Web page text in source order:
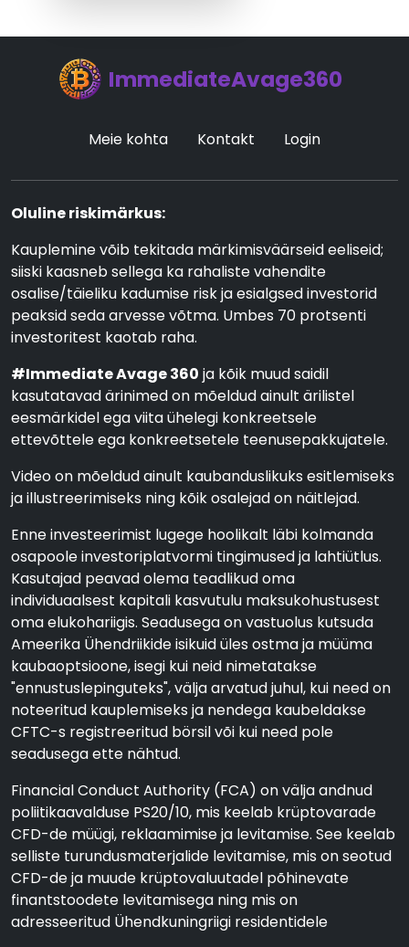
ImmediateAvage360
Meie kohta Kontakt Login
Oluline riskimärkus:
Kauplemine võib tekitada märkimisväärseid eeliseid;
siiski kaasneb sellega ka rahaliste vahendite
osalise/täieliku kadumise risk ja esialgsed investorid
peaksid seda arvesse võtma. Umbes 70 protsenti
investoritest kaotab raha.
#Immediate Avage 360 ja kõik muud saidil
kasutatavad ärinimed on mõeldud ainult ärilistel
eesmärkidel ega viita ühelegi konkreetsele
ettevõttele ega konkreetsetele teenusepakkujatele.
Video on mõeldud ainult kaubanduslikuks esitlemiseks
ja illustreerimiseks ning kõik osalejad on näitlejad.
Enne investeerimist lugege hoolikalt läbi kolmanda
osapoole investoriplatvormi tingimused ja lahtiütlus.
Kasutajad peavad olema teadlikud oma
individuaalsest kapitali kasvutulu maksukohustusest
oma elukohariigis. Seadusega on vastuolus kutsuda
Ameerika Ühendriikide isikuid üles ostma ja müüma
kaubaoptsioone, isegi kui neid nimetatakse
"ennustuslepinguteks", välja arvatud juhul, kui need on
noteeritud kauplemiseks ja nendega kaubeldakse
CFTC-s registreeritud börsil või kui need pole
seadusega ette nähtud.
Financial Conduct Authority (FCA) on välja andnud
poliitikaavalduse PS20/10, mis keelab krüptovarade
CFD-de müügi, reklaamimise ja levitamise. See keelab
selliste turundusmaterjalide levitamise, mis on seotud
CFD-de ja muude krüptovaluutadel põhinevate
finantstoodete levitamisega ning mis on
adresseeritud Ühendkuningriigi residentidele